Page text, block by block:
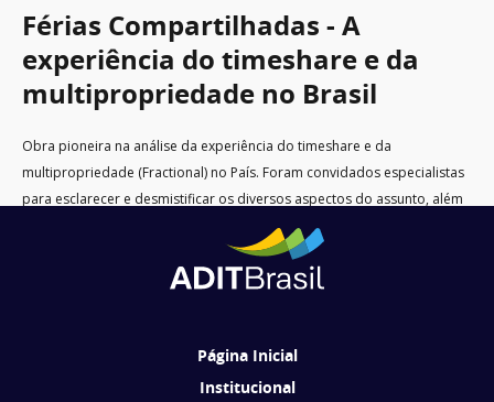
Férias Compartilhadas - A
experiência do timeshare e da
multipropriedade no Brasil
Obra pioneira na análise da experiência do timeshare e da
multipropriedade (Fractional) no País. Foram convidados especialistas
para esclarecer e desmistificar os diversos aspectos do assunto, além
de explicar oportunidades e desafios dessas modalidades que estão
na vanguarda dos setores turístico e imobiliário do Brasil.
Página Inicial
Institucional